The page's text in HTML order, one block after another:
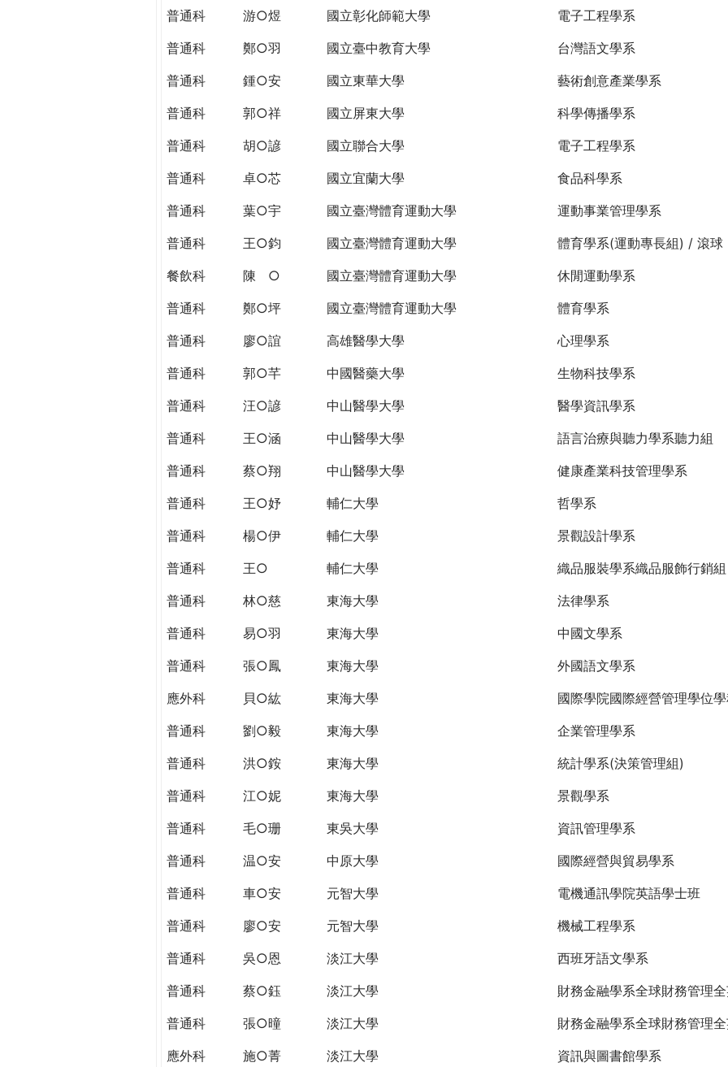
普通科
游○煜 國立彰化師範大學
電子工程學系
普通科
鄭○羽 國立臺中教育大學
台灣語文學系
普通科
鍾○安 國立東華大學
藝術創意產業學系
普通科
郭○祥 國立屏東大學
科學傳播學系
普通科
胡○諺 國立聯合大學
電子工程學系
普通科
卓○芯 國立宜蘭大學
食品科學系
普通科
葉○宇 國立臺灣體育運動大學
運動事業管理學系
普通科
王○鈞 國立臺灣體育運動大學
體育學系(運動專長組) / 滾球
餐飲科
陳 ○ 國立臺灣體育運動大學
休閒運動學系
普通科
鄭○坪 國立臺灣體育運動大學
體育學系
普通科
廖○誼 高雄醫學大學
心理學系
普通科
郭○芊 中國醫藥大學
生物科技學系
普通科
汪○諺 中山醫學大學
醫學資訊學系
普通科
王○涵 中山醫學大學
語言治療與聽力學系聽力組
普通科
蔡○翔 中山醫學大學
健康產業科技管理學系
普通科
王○妤 輔仁大學
哲學系
普通科
楊○伊 輔仁大學
景觀設計學系
普通科
王○ 輔仁大學
織品服裝學系織品服飾行銷
普通科
林○慈 東海大學
法律學系
普通科
易○羽 東海大學
中國文學系
普通科
張○鳳 東海大學
外國語文學系
應外科
貝○紘 東海大學
國際學院國際經營管理學位
普通科
劉○毅 東海大學
企業管理學系
普通科
洪○銨 東海大學
統計學系(決策管理組)
普通科
江○妮 東海大學
景觀學系
普通科
毛○珊 東吳大學
資訊管理學系
普通科
温○安 中原大學
國際經營與貿易學系
普通科
車○安 元智大學
電機通訊學院英語學士班
普通科
廖○安 元智大學
機械工程學系
普通科
吳○恩 淡江大學
西班牙語文學系
普通科
蔡○鈺 淡江大學
財務金融學系全球財務管理
普通科
張○曈 淡江大學
財務金融學系全球財務管理
應外科
施○菁 淡江大學
資訊與圖書館學系